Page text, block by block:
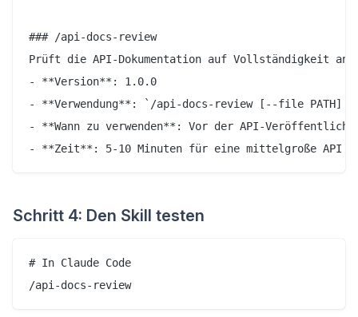
### /api-docs-review
Prüft die API-Dokumentation auf Vollständigkeit
- **Version**: 1.0.0
- **Verwendung**: `/api-docs-review [--file PATH]
- **Wann zu verwenden**: Vor der API-
Schritt 4: Den Skill testen
# In Claude Code